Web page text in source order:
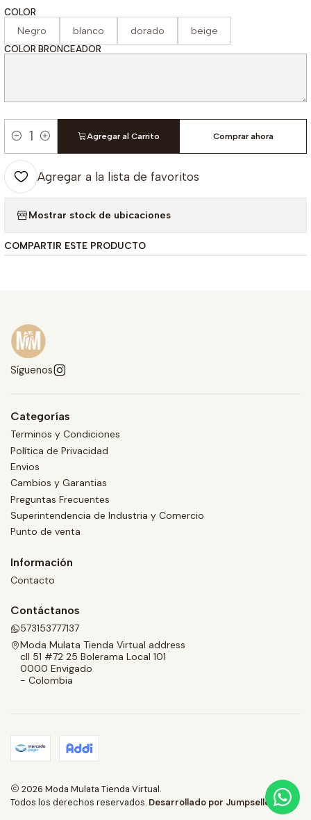
COLOR
Negro blanco dorado beige
COLOR BRONCEADOR
Cantidad
Agregar al Carrito Comprar ahora
Agregar a la lista de favoritos
Mostrar stock de ubicaciones
COMPARTIR ESTE PRODUCTO
Síguenos
Categorías
Terminos y Condiciones
Política de Privacidad
Envios
Cambios y Garantias
Preguntas Frecuentes
Superintendencia de Industria y Comercio
Punto de venta
Información
Contacto
Contáctanos
573153777137
Moda Mulata Tienda Virtual address
cll 51 #72 25 Bolerama Local 101
0000 Envigado
- Colombia
2026 Moda Mulata Tienda Virtual.
Todos los derechos reservados. Desarrollado por Jumpseller.